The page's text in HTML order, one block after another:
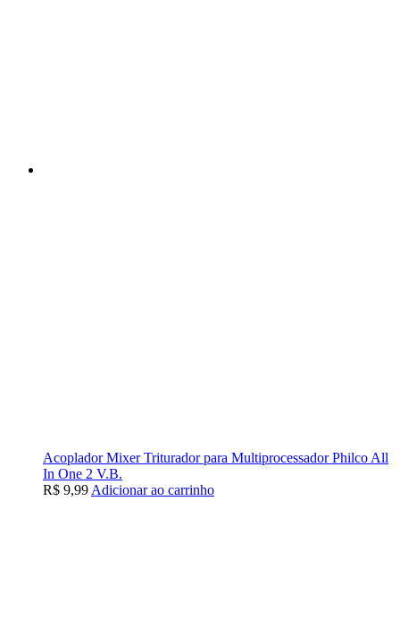
Acoplador Mixer Triturador para Multiprocessador Philco All
In One 2 V.B.
R$ 9,99 Adicionar ao carrinho